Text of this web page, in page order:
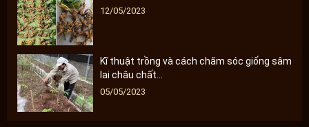
12/05/2023
Kĩ thuật trồng và cách chăm sóc giống sâm
lai châu chất...
05/05/2023